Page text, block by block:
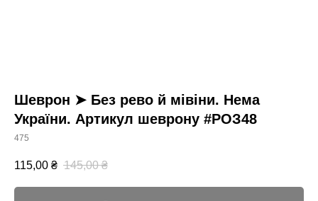
Шеврон ➤ Без рево й мівіни. Нема
України. Артикул шеврону #РОЗ48
475
115,00 ₴ 145,00 ₴